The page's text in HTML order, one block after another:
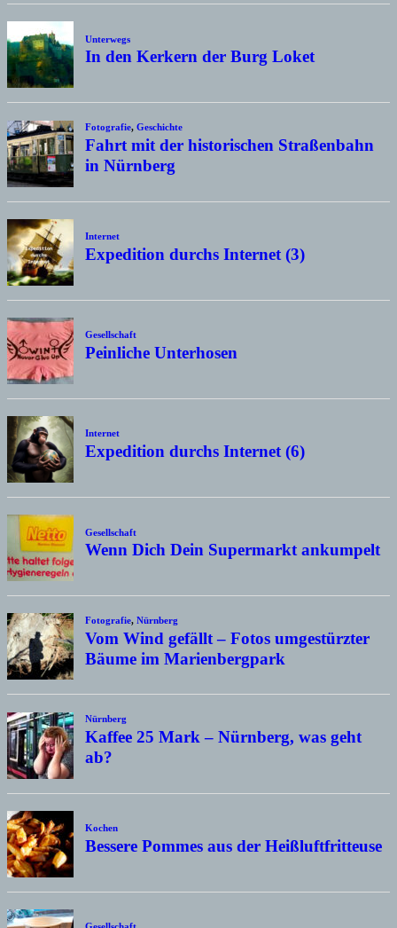
Unterwegs
In den Kerkern der Burg Loket
Fotografie, Geschichte
Fahrt mit der historischen Straßenbahn
in Nürnberg
Internet
Expedition durchs Internet (3)
Gesellschaft
Peinliche Unterhosen
Internet
Expedition durchs Internet (6)
Gesellschaft
Wenn Dich Dein Supermarkt ankumpelt
Fotografie, Nürnberg
Vom Wind gefällt – Fotos umgestürzter
Bäume im Marienbergpark
Nürnberg
Kaffee 25 Mark – Nürnberg, was geht
ab?
Kochen
Bessere Pommes aus der Heißluftfritteuse